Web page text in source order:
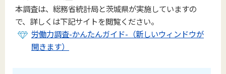
本調査は、総務省統計局と茨城県が実施していますの
で、詳しくは下記サイトを閲覧ください。
労働力調査-かんたんガイド-（新しいウィンドウが
開きます）